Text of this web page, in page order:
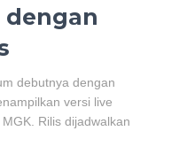
debutnya dengan
versi live
Rilis dijadwalkan